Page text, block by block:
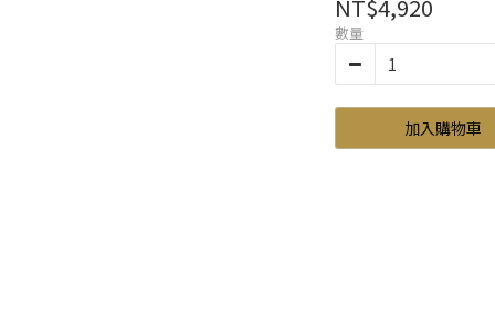
NT$4,920
數量
加入購物車